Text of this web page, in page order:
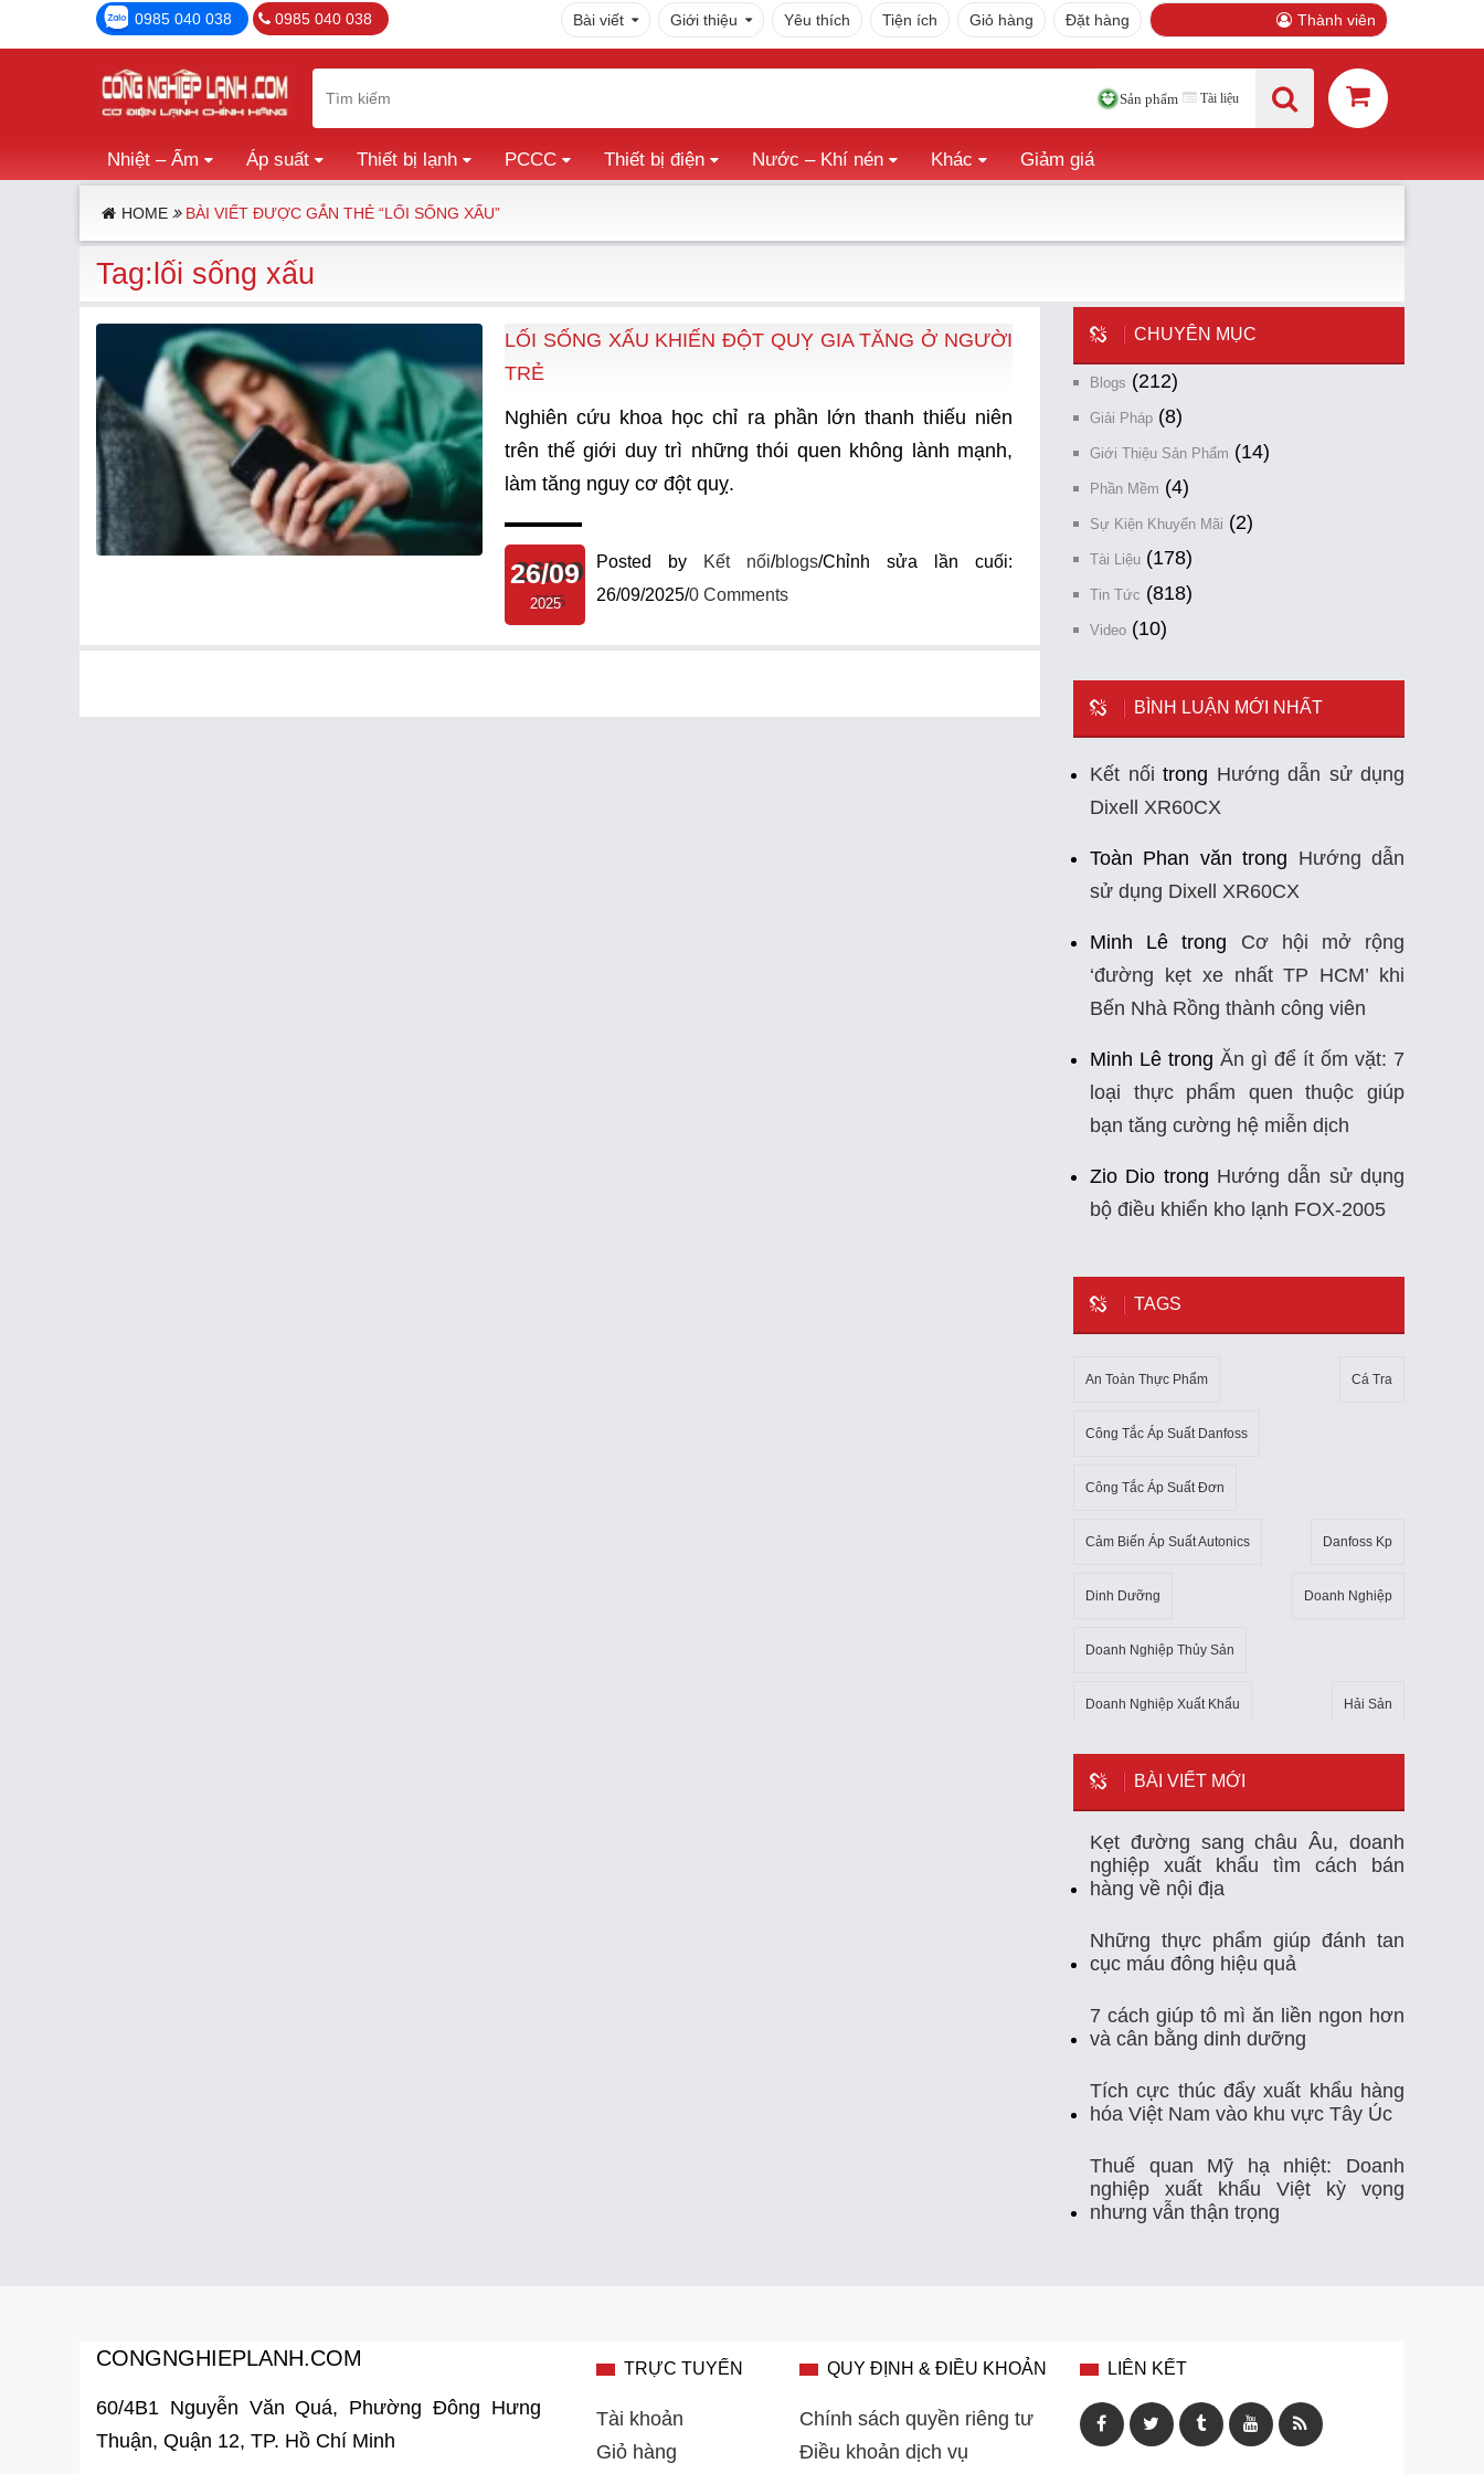
0985 040 038 0985 040 038 Bài viết Giới thiệu Yêu thích Tiện ích Giỏ hàng Đặt hàng Thành viên
Sản phẩm Tài liệu
Nhiệt – Ẩm Áp suất Thiết bị lạnh PCCC Thiết bị điện Nước – Khí nén Khác Giảm giá
HOME BÀI VIẾT ĐƯỢC GẮN THẺ “LỐI SỐNG XẤU”
Tag:lối sống xấu
LỐI SỐNG XẤU KHIẾN ĐỘT QUỴ GIA TĂNG Ở NGƯỜI
TRẺ
Nghiên cứu khoa học chỉ ra phần lớn thanh thiếu niên
trên thế giới duy trì những thói quen không lành mạnh,
làm tăng nguy cơ đột quỵ.
26/09
2025
Posted by Kết nối/blogs/Chỉnh sửa lần cuối:
26/09/2025/0 Comments
CHUYÊN MỤC
Blogs (212)
Giải Pháp (8)
Giới Thiệu Sản Phẩm (14)
Phần Mềm (4)
Sự Kiện Khuyến Mãi (2)
Tài Liệu (178)
Tin Tức (818)
Video (10)
BÌNH LUẬN MỚI NHẤT
Kết nối trong Hướng dẫn sử dụng
Dixell XR60CX
Toàn Phan văn trong Hướng dẫn
sử dụng Dixell XR60CX
Minh Lê trong Cơ hội mở rộng
‘đường kẹt xe nhất TP HCM’ khi
Bến Nhà Rồng thành công viên
Minh Lê trong Ăn gì để ít ốm vặt: 7
loại thực phẩm quen thuộc giúp
bạn tăng cường hệ miễn dịch
Zio Dio trong Hướng dẫn sử dụng
bộ điều khiển kho lạnh FOX-2005
TAGS
An Toàn Thực Phẩm Cá Tra
Công Tắc Áp Suất Danfoss
Công Tắc Áp Suất Đơn
Cảm Biến Áp Suất Autonics Danfoss Kp
Dinh Dưỡng Doanh Nghiệp
Doanh Nghiệp Thủy Sản
Doanh Nghiệp Xuất Khẩu Hải Sản
Kho Lạnh Kim Ngạch Xuất Khẩu Mẹo
Mỹ Ngành Thủy Sản Nhiệt Kế Tự Ghi
Nhập Khẩu Nuôi Trồng Thủy Sản
Tempmate-M1 Theo Dõi Nhiệt Độ
Thị Trường Xuất Khẩu Thủy Sản
Thủy Sản Việt Nam Thủy Sản Xuất Khẩu
Tự Ghi Nhiệt Độ Vasep Việt Nam
Xuất Khẩu Thuỷ Sản Việt Nam
BÀI VIẾT MỚI
Kẹt đường sang châu Âu, doanh
nghiệp xuất khẩu tìm cách bán
hàng về nội địa
Những thực phẩm giúp đánh tan
cục máu đông hiệu quả
7 cách giúp tô mì ăn liền ngon hơn
và cân bằng dinh dưỡng
Tích cực thúc đẩy xuất khẩu hàng
hóa Việt Nam vào khu vực Tây Úc
Thuế quan Mỹ hạ nhiệt: Doanh
nghiệp xuất khẩu Việt kỳ vọng
nhưng vẫn thận trọng
CONGNGHIEPLANH.COM
60/4B1 Nguyễn Văn Quá, Phường Đông Hưng
Thuận, Quận 12, TP. Hồ Chí Minh
TRỰC TUYẾN
Tài khoản
Giỏ hàng
QUY ĐỊNH & ĐIỀU KHOẢN
Chính sách quyền riêng tư
Điều khoản dịch vụ
LIÊN KẾT